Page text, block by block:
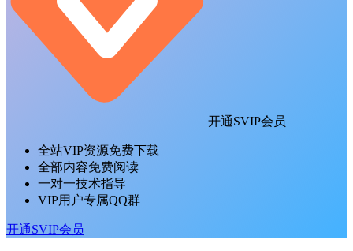
开通SVIP会员
全站VIP资源免费下载
全部内容免费阅读
一对一技术指导
VIP用户专属QQ群
开通SVIP会员